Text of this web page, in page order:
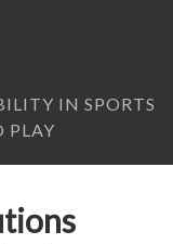
IN SPORTS
PLAY